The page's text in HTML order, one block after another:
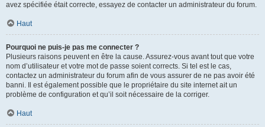
avez spécifiée était correcte, essayez de contacter un administrateur du forum.
Haut
Pourquoi ne puis-je pas me connecter ?
Plusieurs raisons peuvent en être la cause. Assurez-vous avant tout que votre
nom d’utilisateur et votre mot de passe soient corrects. Si tel est le cas,
contactez un administrateur du forum afin de vous assurer de ne pas avoir été
banni. Il est également possible que le propriétaire du site internet ait un
problème de configuration et qu’il soit nécessaire de la corriger.
Haut